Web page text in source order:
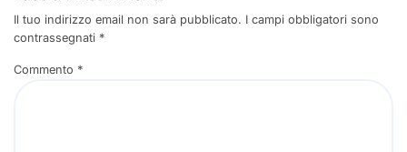
Il tuo indirizzo email non sarà pubblicato. I campi obbligatori sono
contrassegnati *
Commento *